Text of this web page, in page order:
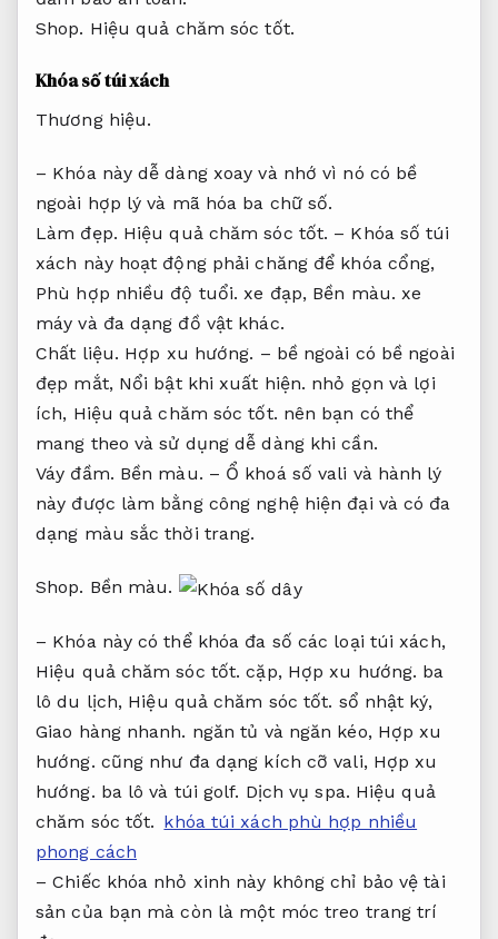
Shop. Hiệu quả chăm sóc tốt.
Khóa số túi xách
Thương hiệu.
– Khóa này dễ dàng xoay và nhớ vì nó có bề
ngoài hợp lý và mã hóa ba chữ số.
Làm đẹp. Hiệu quả chăm sóc tốt. – Khóa số túi
xách này hoạt động phải chăng để khóa cổng,
Phù hợp nhiều độ tuổi. xe đạp, Bền màu. xe
máy và đa dạng đồ vật khác.
Chất liệu. Hợp xu hướng. – bề ngoài có bề ngoài
đẹp mắt, Nổi bật khi xuất hiện. nhỏ gọn và lợi
ích, Hiệu quả chăm sóc tốt. nên bạn có thể
mang theo và sử dụng dễ dàng khi cần.
Váy đầm. Bền màu. – Ổ khoá số vali và hành lý
này được làm bằng công nghệ hiện đại và có đa
dạng màu sắc thời trang.
Shop. Bền màu.
– Khóa này có thể khóa đa số các loại túi xách,
Hiệu quả chăm sóc tốt. cặp, Hợp xu hướng. ba
lô du lịch, Hiệu quả chăm sóc tốt. sổ nhật ký,
Giao hàng nhanh. ngăn tủ và ngăn kéo, Hợp xu
hướng. cũng như đa dạng kích cỡ vali, Hợp xu
hướng. ba lô và túi golf. Dịch vụ spa. Hiệu quả
chăm sóc tốt. khóa túi xách phù hợp nhiều
phong cách
– Chiếc khóa nhỏ xinh này không chỉ bảo vệ tài
sản của bạn mà còn là một móc treo trang trí